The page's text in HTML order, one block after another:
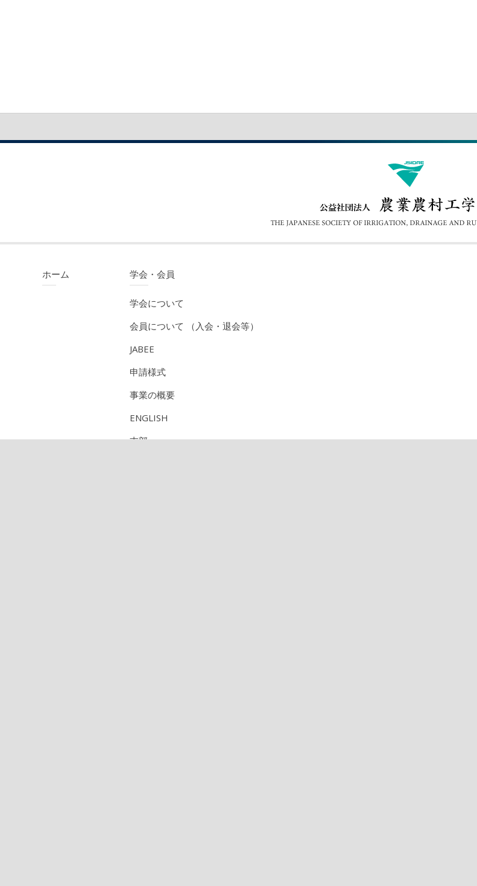
ホーム 学会・会員
学会について
会員について （入会・退会等）
JABEE
申請様式
事業の概要
ENGLISH
支部